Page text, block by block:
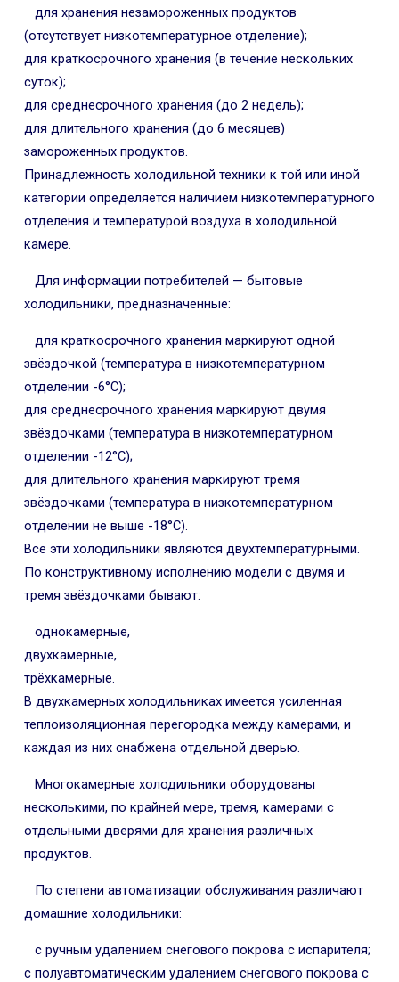
для хранения незамороженных продуктов
(отсутствует низкотемпературное отделение);
для краткосрочного хранения (в течение нескольких
суток);
для среднесрочного хранения (до 2 недель);
для длительного хранения (до 6 месяцев)
замороженных продуктов.
Принадлежность холодильной техники к той или иной
категории определяется наличием низкотемпературного
отделения и температурой воздуха в холодильной
камере.
Для информации потребителей — бытовые
холодильники, предназначенные:
для краткосрочного хранения маркируют одной
звёздочкой (температура в низкотемпературном
отделении -6°С);
для среднесрочного хранения маркируют двумя
звёздочками (температура в низкотемпературном
отделении -12°С);
для длительного хранения маркируют тремя
звёздочками (температура в низкотемпературном
отделении не выше -18°С).
Все эти холодильники являются двухтемпературными.
По конструктивному исполнению модели с двумя и
тремя звёздочками бывают:
однокамерные,
двухкамерные,
трёхкамерные.
В двухкамерных холодильниках имеется усиленная
теплоизоляционная перегородка между камерами, и
каждая из них снабжена отдельной дверью.
Многокамерные холодильники оборудованы
несколькими, по крайней мере, тремя, камерами с
отдельными дверями для хранения различных
продуктов.
По степени автоматизации обслуживания различают
домашние холодильники:
с ручным удалением снегового покрова с испарителя;
с полуавтоматическим удалением снегового покрова с